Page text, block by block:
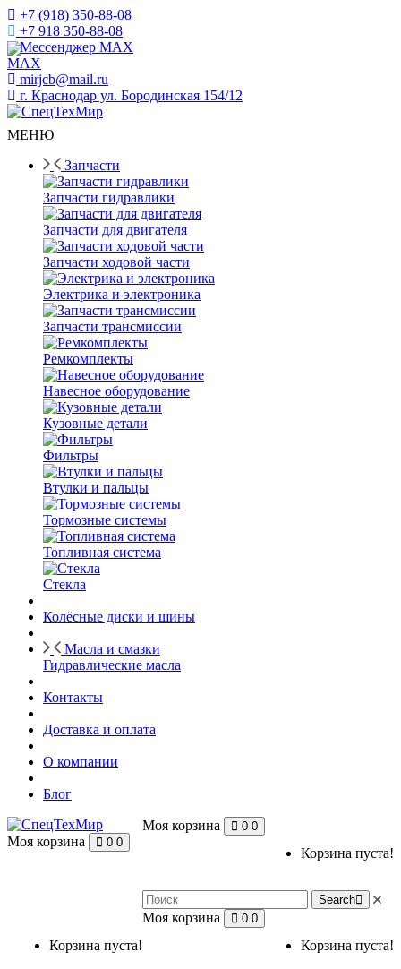
+7 (918) 350-88-08
+7 918 350-88-08
Мессенджер MAX
mirjcb@mail.ru
г. Краснодар ул. Бородинская 154/12
МЕНЮ
Запчасти
Запчасти гидравлики
Запчасти для двигателя
Запчасти ходовой части
Электрика и электроника
Запчасти трансмиссии
Ремкомплекты
Навесное оборудование
Кузовные детали
Фильтры
Втулки и пальцы
Тормозные системы
Топливная система
Стекла
Колёсные диски и шины
Масла и смазки
Гидравлические масла
Контакты
Доставка и оплата
О компании
Блог
Моя корзина 0 0
Корзина пуста!
Search
Моя корзина 0 0
Корзина пуста!
Моя корзина 0 0
Корзина пуста!